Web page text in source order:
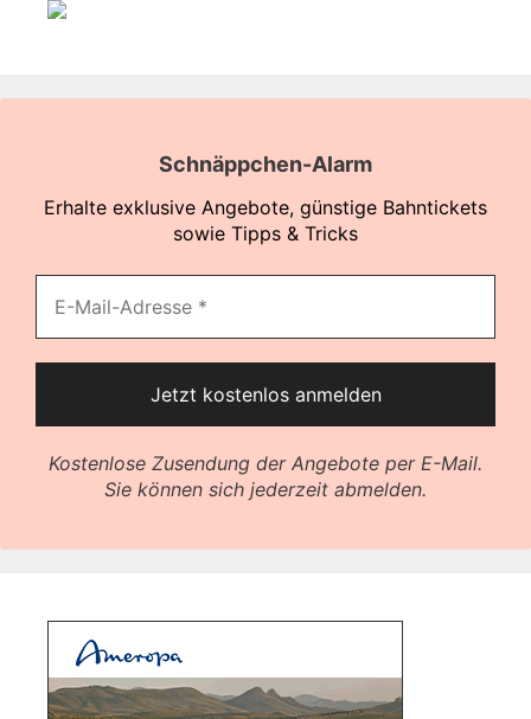
Schnäppchen-Alarm
Erhalte exklusive Angebote, günstige Bahntickets
sowie Tipps & Tricks
Kostenlose Zusendung der Angebote per E-Mail.
Sie können sich jederzeit abmelden.